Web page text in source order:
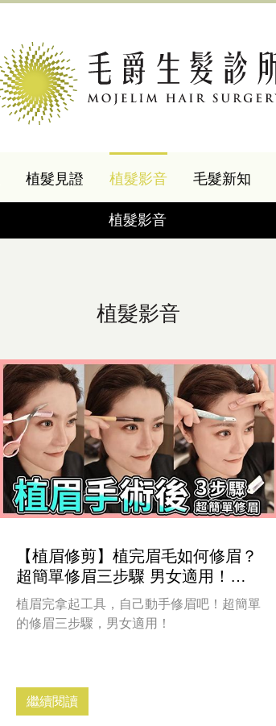
植髮見證 植髮影音
植髮影音
毛髮新知
植髮影音
【植眉修剪】植完眉毛如何修眉？
超簡單修眉三步驟 男女適用！毛
爵示範教學
植眉完拿起工具，自己動手修眉吧！超簡單
的修眉三步驟，男女適用！
繼續閱讀